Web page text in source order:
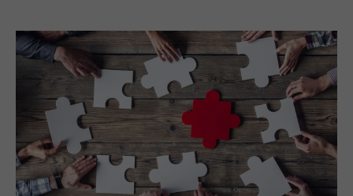
montes, nascetur ridiculus mus. Donec quam felis,
ultricies nec.